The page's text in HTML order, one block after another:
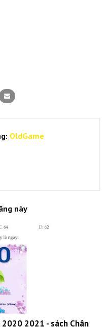
OldGame
này
2021 - sách Chân